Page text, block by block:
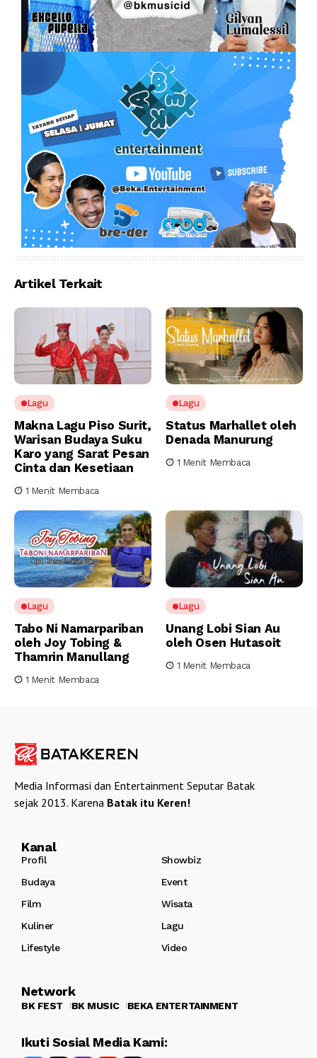
Artikel Terkait
Lagu
Makna Lagu Piso Surit,
Warisan Budaya Suku
Karo yang Sarat Pesan
Cinta dan Kesetiaan
1 Menit Membaca
Lagu
Status Marhallet oleh
Denada Manurung
1 Menit Membaca
Lagu
Tabo Ni Namarpariban
oleh Joy Tobing &
Thamrin Manullang
1 Menit Membaca
Lagu
Unang Lobi Sian Au
oleh Osen Hutasoit
1 Menit Membaca
Media Informasi dan Entertainment Seputar Batak
sejak 2013. Karena Batak itu Keren!
Kanal
Profil
Showbiz
Budaya
Event
Film
Wisata
Kuliner
Lagu
Lifestyle
Video
Network
BK FEST BK MUSIC BEKA ENTERTAINMENT
Ikuti Sosial Media Kami: